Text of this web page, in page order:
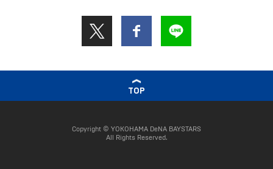
TOP
Copyright © YOKOHAMA DeNA BAYSTARS
All Rights Reserved.